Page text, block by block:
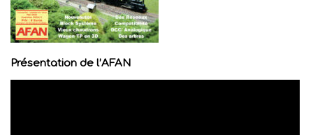
Présentation de l’AFAN